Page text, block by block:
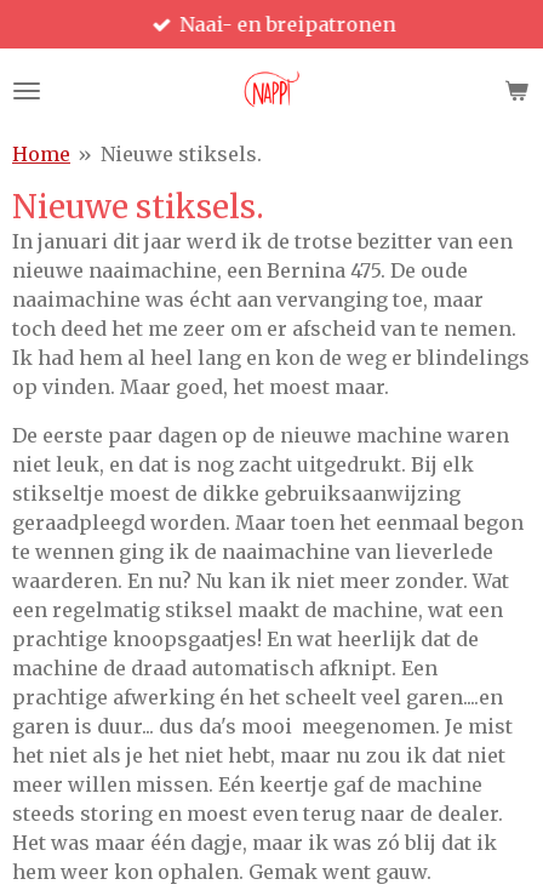
direct
naar
hoofdinhoud
Naai- en breipatronen
Home » Nieuwe stiksels.
Nieuwe stiksels.
In januari dit jaar werd ik de trotse bezitter van een
nieuwe naaimachine, een Bernina 475. De oude
naaimachine was écht aan vervanging toe, maar
toch deed het me zeer om er afscheid van te nemen.
Ik had hem al heel lang en kon de weg er blindelings
op vinden. Maar goed, het moest maar.
De eerste paar dagen op de nieuwe machine waren
niet leuk, en dat is nog zacht uitgedrukt. Bij elk
stikseltje moest de dikke gebruiksaanwijzing
geraadpleegd worden. Maar toen het eenmaal begon
te wennen ging ik de naaimachine van lieverlede
waarderen. En nu? Nu kan ik niet meer zonder. Wat
een regelmatig stiksel maakt de machine, wat een
prachtige knoopsgaatjes! En wat heerlijk dat de
machine de draad automatisch afknipt. Een
prachtige afwerking én het scheelt veel garen....en
garen is duur... dus da's mooi meegenomen. Je mist
het niet als je het niet hebt, maar nu zou ik dat niet
meer willen missen. Eén keertje gaf de machine
steeds storing en moest even terug naar de dealer.
Het was maar één dagje, maar ik was zó blij dat ik
hem weer kon ophalen. Gemak went gauw.